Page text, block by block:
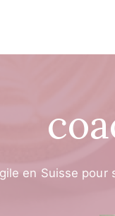
en Suisse